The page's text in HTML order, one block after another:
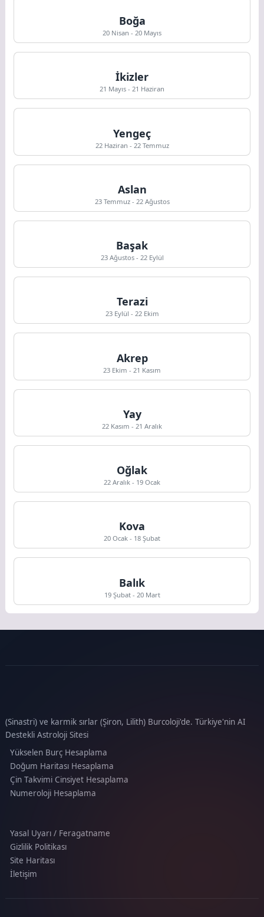
Boğa
20 Nisan - 20 Mayıs
İkizler
21 Mayıs - 21 Haziran
Yengeç
22 Haziran - 22 Temmuz
Aslan
23 Temmuz - 22 Ağustos
Başak
23 Ağustos - 22 Eylül
Terazi
23 Eylül - 22 Ekim
Akrep
23 Ekim - 21 Kasım
Yay
22 Kasım - 21 Aralık
Oğlak
22 Aralık - 19 Ocak
Kova
20 Ocak - 18 Şubat
Balık
19 Şubat - 20 Mart
(Sinastri) ve karmik sırlar (Şiron, Lilith) Burcoloji'de. Türkiye'nin AI
Destekli Astroloji Sitesi
Yükselen Burç Hesaplama
Doğum Haritası Hesaplama
Çin Takvimi Cinsiyet Hesaplama
Numeroloji Hesaplama
Yasal Uyarı / Feragatname
Gizlilik Politikası
Site Haritası
İletişim